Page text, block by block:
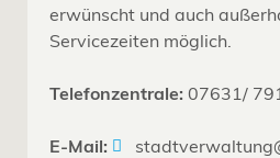
erwünscht und auch
Servicezeiten möglich.
Telefonzentrale: 07631/
E-Mail: